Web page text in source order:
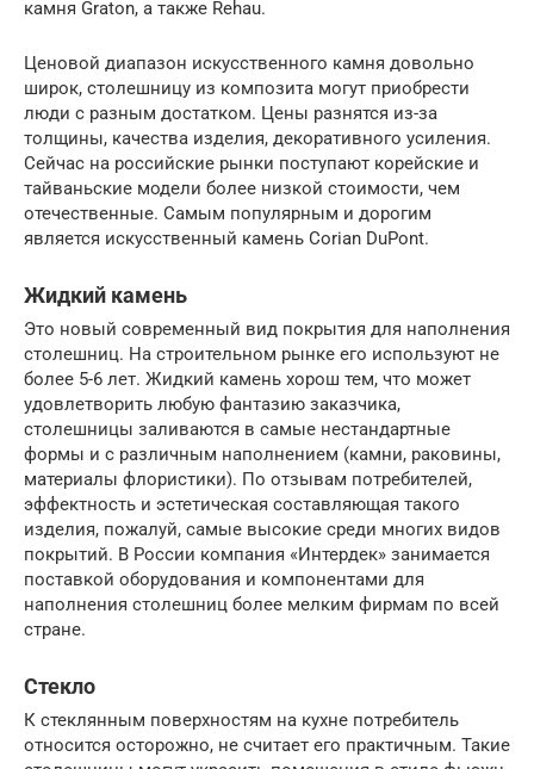
камня Graton, а также Rehau.
Ценовой диапазон искусственного камня довольно
широк, столешницу из композита могут приобрести
люди с разным достатком. Цены разнятся из-за
толщины, качества изделия, декоративного усиления.
Сейчас на российские рынки поступают корейские и
тайваньские модели более низкой стоимости, чем
отечественные. Самым популярным и дорогим
является искусственный камень Corian DuPont.
Жидкий камень
Это новый современный вид покрытия для наполнения
столешниц. На строительном рынке его используют не
более 5-6 лет. Жидкий камень хорош тем, что может
удовлетворить любую фантазию заказчика,
столешницы заливаются в самые нестандартные
формы и с различным наполнением (камни, раковины,
материалы флористики). По отзывам потребителей,
эффектность и эстетическая составляющая такого
изделия, пожалуй, самые высокие среди многих видов
покрытий. В России компания «Интердек» занимается
поставкой оборудования и компонентами для
наполнения столешниц более мелким фирмам по всей
стране.
Стекло
К стеклянным поверхностям на кухне потребитель
относится осторожно, не считает его практичным. Такие